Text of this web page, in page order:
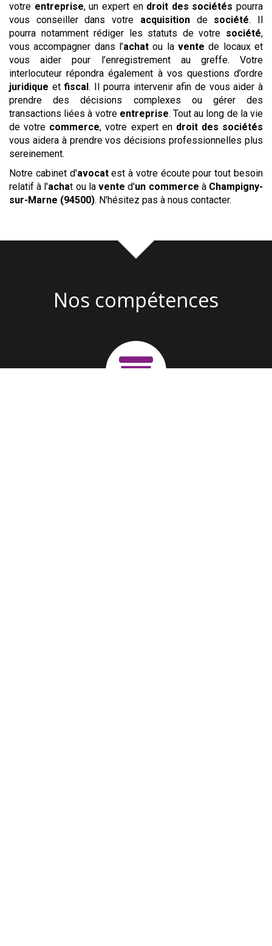
votre entreprise, un expert en droit des sociétés pourra
vous conseiller dans votre acquisitionde société. Il
pourra notamment rédiger les statuts de votre société,
vous accompagner dans l’achat ou la vente de locaux et
vous aider pour l’enregistrement au greffe. Votre
interlocuteur répondra également à vos questions d’ordre
juridique etfiscal. Il pourra intervenir afin de vous aider à
prendre des décisions complexes ou gérer des
transactions liées à votre entreprise. Tout au long de la vie
de votre commerce, votre expert en droit des sociétés
vous aidera à prendre vos décisions professionnelles plus
sereinement.
Notre cabinet d'avocatest à votre écoute pour tout besoin
relatif à l'achat ou lavented'un commerce à Champigny-
sur-Marne (94500). N'hésitez pas à nous contacter.
Nos compétences